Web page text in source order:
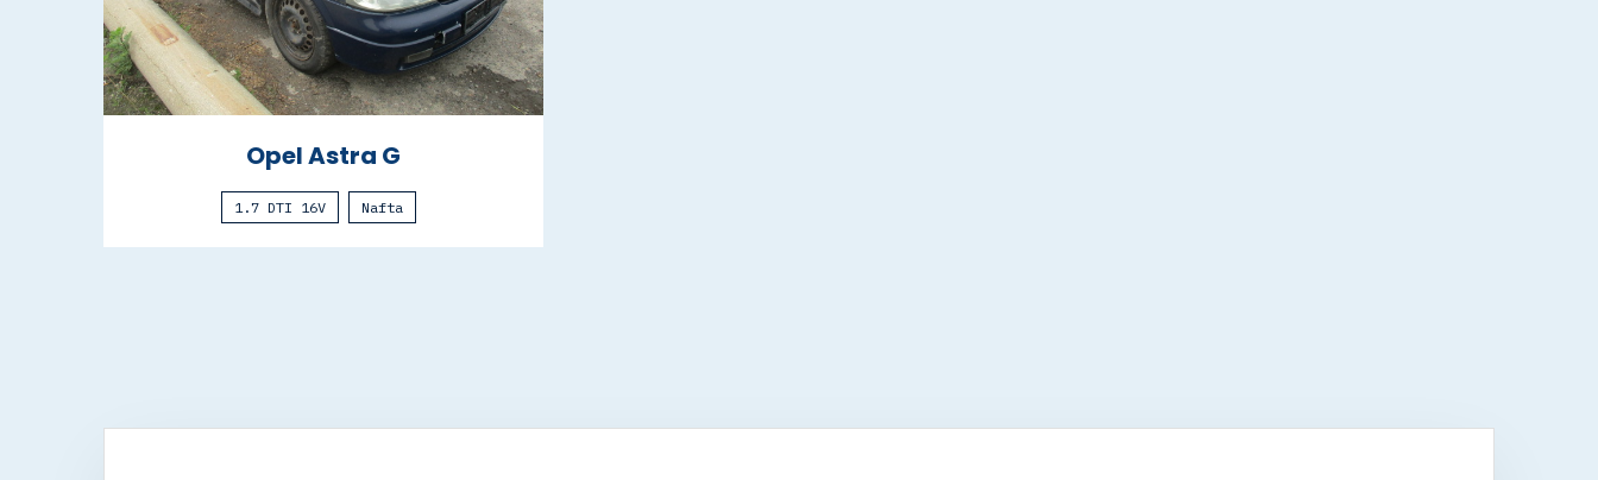
Opel Astra G
1.7 DTI 16V Nafta